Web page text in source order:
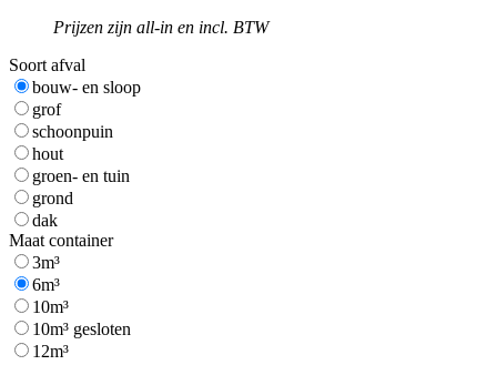
Prijzen zijn all-in en incl. BTW
Soort afval
bouw- en sloop
grof
schoonpuin
hout
groen- en tuin
grond
dak
Maat container
3m³
6m³
10m³
10m³ gesloten
12m³